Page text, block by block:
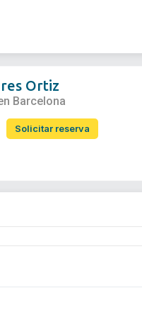
Ortiz
Barcelona
Solicitar reserva